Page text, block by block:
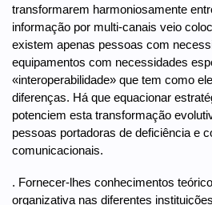
transformarem harmoniosamente
informação por multi-canais veio
existem apenas pessoas com
equipamentos com necessidades
«interoperabilidade» que tem como
diferenças. Há que equacionar
potenciem esta transformação
pessoas portadoras de deficiência e
comunicacionais.
. Fornecer-lhes conhecimentos
organizativa nas diferentes